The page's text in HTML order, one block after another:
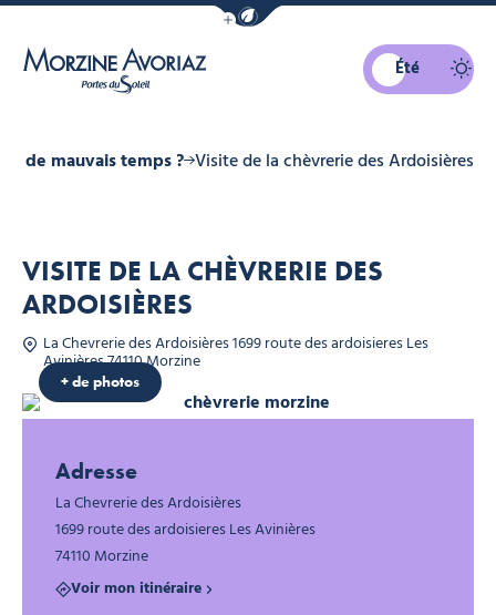
Afficher la barre de navigation du
Été
de mauvais temps ? Visite de la chèvrerie des Ardoisières
VISITE DE LA CHÈVRERIE DES
ARDOISIÈRES
La Chevrerie des Ardoisières 1699 route des ardoisieres Les
Avinières 74110 Morzine
chèvrerie morzine, © Office de
+ de photos
Chèvrerie des Ardoisières, © Yvan TISSEYRE
TISSEYRE
Adresse
La Chevrerie des Ardoisières
1699 route des ardoisieres Les Avinières
74110 Morzine
Voir mon itinéraire